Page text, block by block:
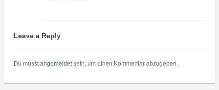
Leave a Reply
Du musstangemeldetsein, um einen Kommentar abzugeben.